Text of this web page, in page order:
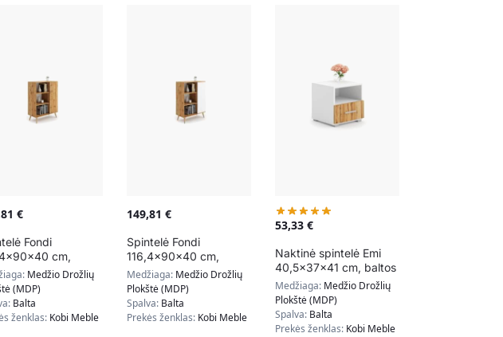
€
Fondi
cm,
medžio
Medžio Drožlių
(MDP)
Balta
ženklas: Kobi Meble
149,81€
Spintelė Fondi
116,4x90x40 cm,
natūralios medžio /
baltos spalvos
Medžiaga: Medžio Drožlių
Plokštė (MDP)
Spalva: Balta
Prekės ženklas: Kobi Meble
53,33 €
Naktinė spintelė Emi
40,5x37x41 cm, baltos
/ natūralios medžio
spalvos
Medžiaga: Medžio Drožlių
Plokštė (MDP)
Spalva: Balta
Prekės ženklas: Kobi Meble